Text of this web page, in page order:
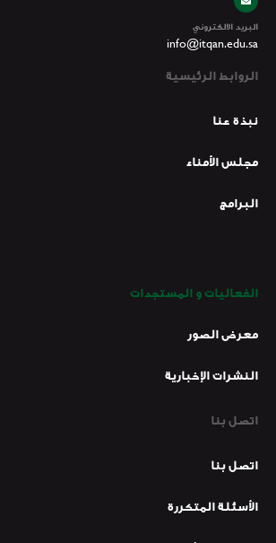
البريد الالكتروني
info@itqan.edu.sa
الروابط الرئيسية
نبذة عنا
مجلس الأمناء
البرامج
الفعاليات و المستجدات
معرض الصور
النشرات الإخبارية
اتصل بنا
اتصل بنا
الأسئلة المتكررة